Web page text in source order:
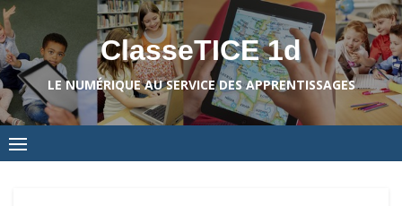
Skip
to
content
ClasseTICE 1d
LE NUMÉRIQUE AU SERVICE DES APPRENTISSAGES